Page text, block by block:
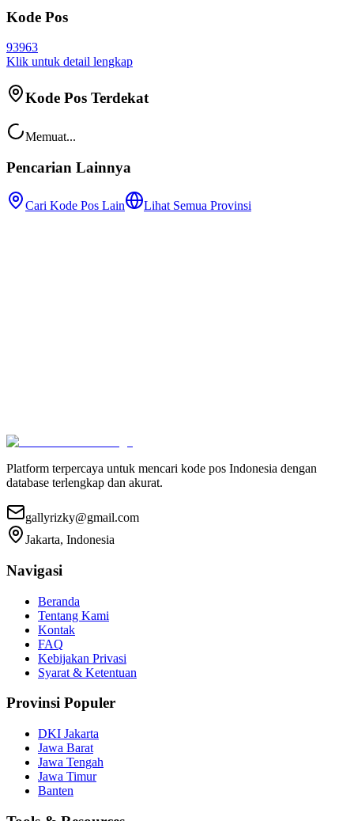
Kode Pos
93963
Klik untuk detail lengkap
Kode Pos Terdekat
Memuat...
Pencarian Lainnya
Cari Kode Pos Lain Lihat Semua Provinsi
Platform terpercaya untuk mencari kode pos Indonesia dengan
database terlengkap dan akurat.
gallyrizky@gmail.com
Jakarta, Indonesia
Navigasi
Beranda
Tentang Kami
Kontak
FAQ
Kebijakan Privasi
Syarat & Ketentuan
Provinsi Populer
DKI Jakarta
Jawa Barat
Jawa Tengah
Jawa Timur
Banten